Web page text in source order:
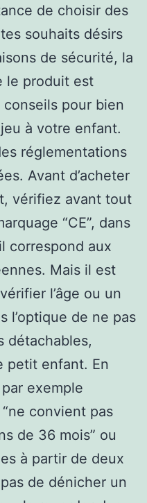
de choisir des
souhaits désirs
de sécurité, la
le produit est
pour bien
à votre enfant.
réglementations
Avant d’acheter
vérifiez avant tout
“CE”, dans
correspond aux
Mais il est
l’âge ou un
l’optique de ne pas
détachables,
petit enfant. En
exemple
convient pas
de 36 mois” ou
à partir de deux
de dénicher un